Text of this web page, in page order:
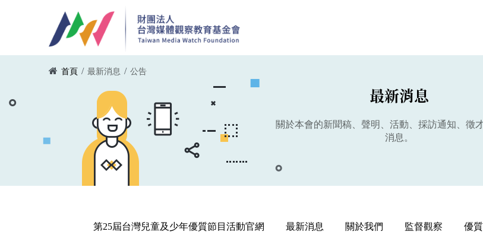
您在這裡
首頁 / 最新消息 / 公告
最新消息
關於本會的新聞稿、聲明、活動、採訪通知、徵
消息。
第25屆台灣兒童及少年優質節目活動官網 最新消息 關於我們 監督觀察 優